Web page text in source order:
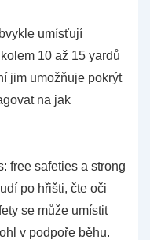
umísťují
10 až 15 yardů
jim umožňuje pokrýt
na jak
free safeties a strong
po hřišti, čte oči
se může umístit
v podpoře běhu.